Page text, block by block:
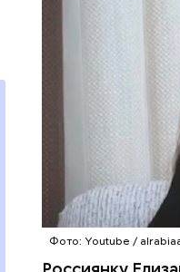
Фото: Youtube /
Председатель
«кофебрейк» и
и «перерыв»
использование
бороться.